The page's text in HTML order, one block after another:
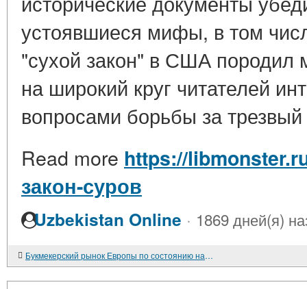
устоявшиеся мифы, в том
"сухой закон" в США породил
на широкий круг читателей
вопросами борьбы за
Read more https://
закон-суров
Uzbekistan Online · 1869 дней(я)
Букмекерский рынок Европы по состоянию на 2021 год